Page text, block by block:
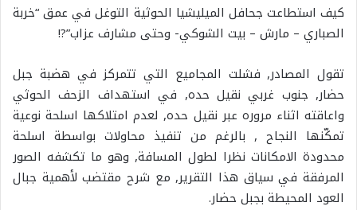
كيف استطاعت جحافل الميليشيا الحوثية التوغل في عمق “خربة
الصباري – مارش – بيت الشوكي- وحتى مشارف عزاب”?!
تقول المصادر, فشلت المجاميع التي تتمركز في هضبة جبل
حضار, جنوب غربي نقيل حده, في استهداف الزحف الحوثي
واعاقته اثناء مروره عبر نقيل حده, لعدم امتلاكها اسلحة نوعية
تمكّنها النجاح , بالرغم من تنفيذ محاولات بواسطة اسلحة
محدودة الامكانات نظرا لطول المسافة, وهو ما تكشفه الصور
المرفقة في سياق هذا التقرير, مع شرح مقتضب لأهمية جبال
العود المحيطة بجبل حضار.